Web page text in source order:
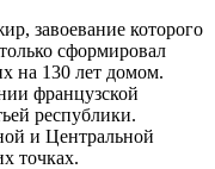
завоевание которого
сформировал
на 130 лет домом.
французской
республики.
и Центральной
точках.